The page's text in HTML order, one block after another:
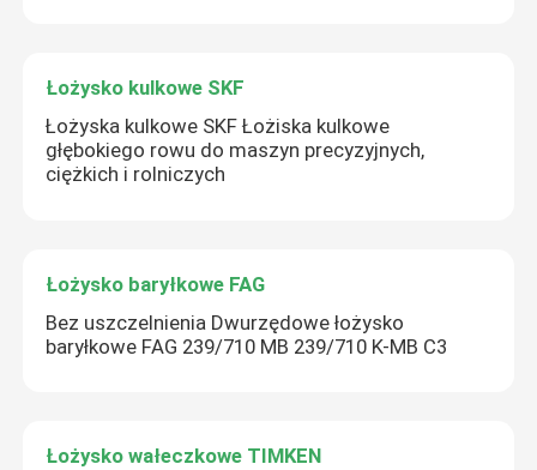
Łożysko kulkowe SKF
Łożyska kulkowe SKF Łożiska kulkowe
głębokiego rowu do maszyn precyzyjnych,
ciężkich i rolniczych
Łożysko baryłkowe FAG
Bez uszczelnienia Dwurzędowe łożysko
baryłkowe FAG 239/710 MB 239/710 K-MB C3
Łożysko wałeczkowe TIMKEN